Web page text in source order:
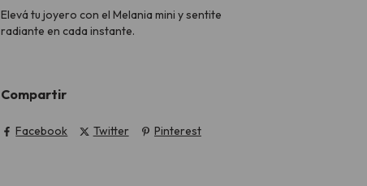
Elevá tu joyero con el Melania mini y sentite
radiante en cada instante.
Compartir
Facebook Twitter Pinterest